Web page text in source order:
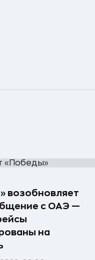
возобновляет
с ОАЭ —
на